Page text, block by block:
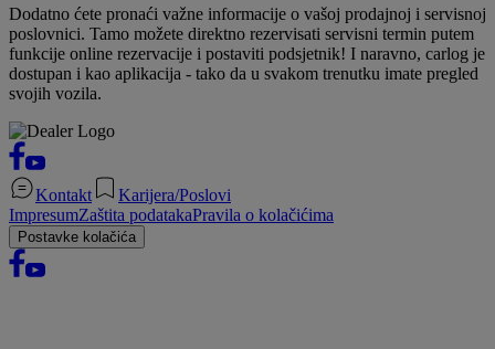
Dodatno ćete pronaći važne informacije o vašoj prodajnoj i servisnoj
poslovnici. Tamo možete direktno rezervisati servisni termin putem
funkcije online rezervacije i postaviti podsjetnik! I naravno, carlog je
dostupan i kao aplikacija - tako da u svakom trenutku imate pregled
svojih vozila.
Kontakt
Karijera/Poslovi
ImpresumZaštita podatakaPravila o kolačićima
Postavke kolačića